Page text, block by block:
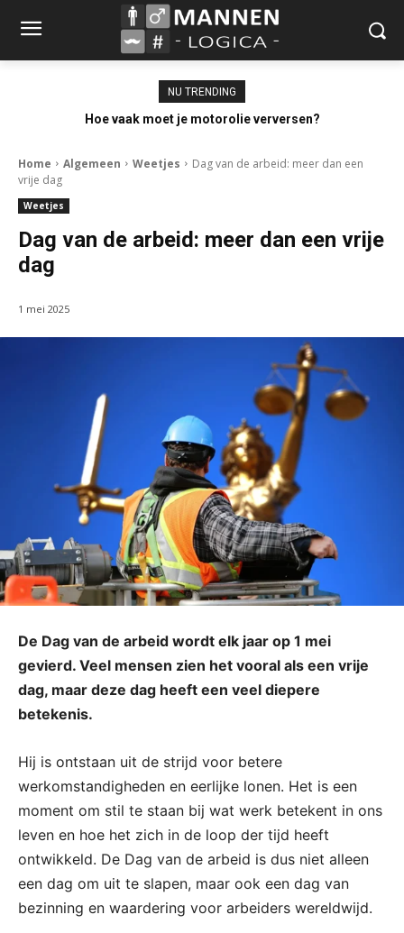
NU TRENDING
Hoe vaak moet je motorolie verversen?
Home Algemeen Weetjes
Dag van de arbeid: meer dan een
vrije dag
Weetjes
Dag van de arbeid: meer dan een vrije
dag
1 mei 2025
De Dag van de arbeid wordt elk jaar op 1 mei
gevierd. Veel mensen zien het vooral als een vrije
dag, maar deze dag heeft een veel diepere
betekenis.
Hij is ontstaan uit de strijd voor betere
werkomstandigheden en eerlijke lonen. Het is een
moment om stil te staan bij wat werk betekent in ons
leven en hoe het zich in de loop der tijd heeft
ontwikkeld. De Dag van de arbeid is dus niet alleen
een dag om uit te slapen, maar ook een dag van
bezinning en waardering voor arbeiders wereldwijd.